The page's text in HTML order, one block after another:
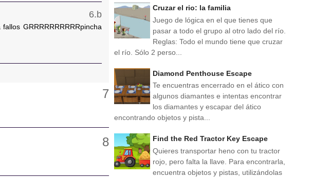
GRRRRRRRRRRpincha
Cruzar el rio: la familia
Juego de lógica en el que tienes que
pasar a todo el grupo al otro lado del río.
Reglas: Todo el mundo tiene que cruzar
el río. Sólo 2 perso...
Diamond Penthouse Escape
Te encuentras encerrado en el ático con
algunos diamantes e intentas encontrar
los diamantes y escapar del ático
encontrando objetos y pista...
Find the Red Tractor Key Escape
Quieres transportar heno con tu tractor
rojo, pero falta la llave. Para encontrarla,
encuentra objetos y pistas, utilizándolas